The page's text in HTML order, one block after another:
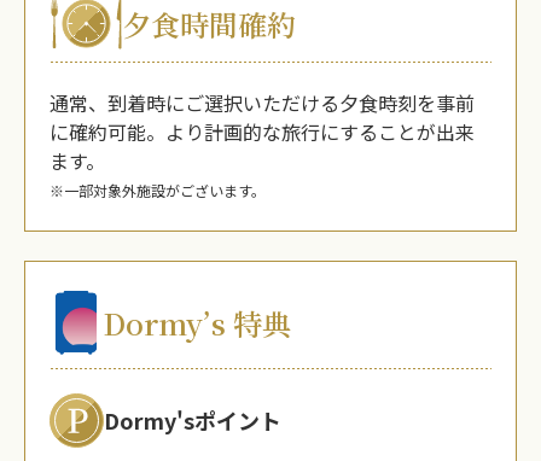
夕食時間確約
通常、到着時にご選択いただける夕食時刻を事前
に確約可能。より計画的な旅行にすることが出来
ます。
※一部対象外施設がございます。
Dormy’s 特典
Dormy'sポイント